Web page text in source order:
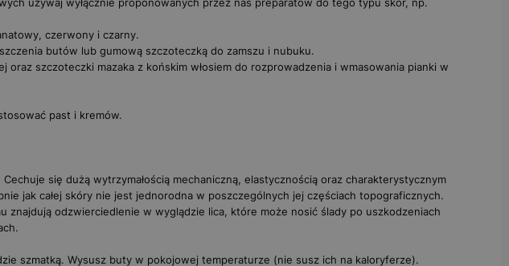
czerwony i czarny.
butów lub gumową szczoteczką do zamszu i nubuku.
oraz szczoteczki mazaka z końskim włosiem do rozprowadzenia i wmasowania pianki w
past i kremów.
się dużą wytrzymałością mechaniczną, elastycznością oraz charakterystycznym
jak całej skóry nie jest jednorodna w poszczególnych jej częściach topograficznych.
znajdują odzwierciedlenie w wyglądzie lica, które może nosić ślady po uszkodzeniach
szmatką. Wysusz buty w pokojowej temperaturze (nie susz ich na kaloryferze).